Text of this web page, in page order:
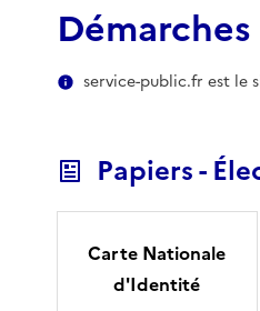
service-public.fr est le
Papiers -
Carte Nationale
d'Identité